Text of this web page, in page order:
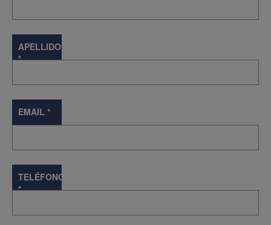
APELLIDOS
*
EMAIL *
TELÉFONO
*